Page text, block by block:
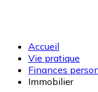
Accueil
Vie pratique
Finances
Immobilier